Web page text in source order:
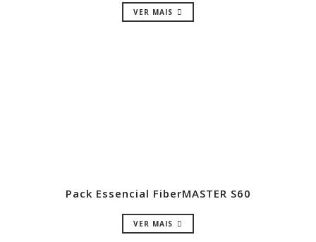
VER MAIS
Pack Essencial FiberMASTER S60
VER MAIS